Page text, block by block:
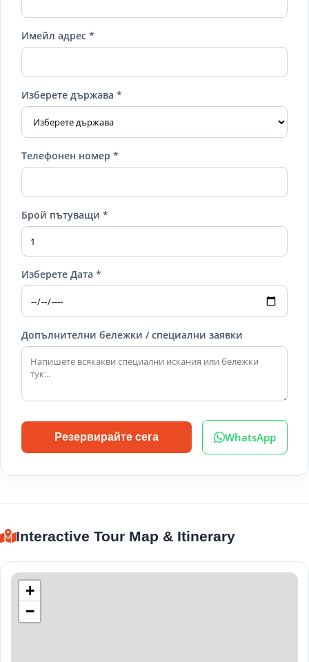
Имейл адрес *
Изберете държава *
Телефонен номер *
Брой пътуващи *
Изберете Дата *
Допълнителни бележки / специални заявки
Резервирайте сега WhatsApp
Interactive Tour Map & Itinerary
+
−